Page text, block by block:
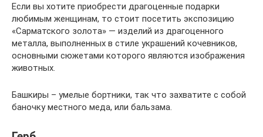
Если вы хотите приобрести драгоценные подарки
любимым женщинам, то стоит посетить экспозицию
«Сарматского золота» — изделий из драгоценного
металла, выполненных в стиле украшений кочевников,
основными сюжетами которого являются изображения
животных.
Башкиры – умелые бортники, так что захватите с собой
баночку местного меда, или бальзама.